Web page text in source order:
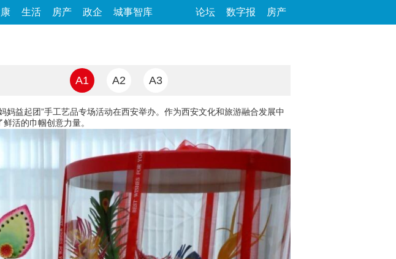
生活 房产 政企 城事智库 论坛 数字报 房产
A1 A2 A3
益起团”手工艺品专场活动在西安举办。作为西安文化和旅游融合发展中
活的巾帼创意力量。